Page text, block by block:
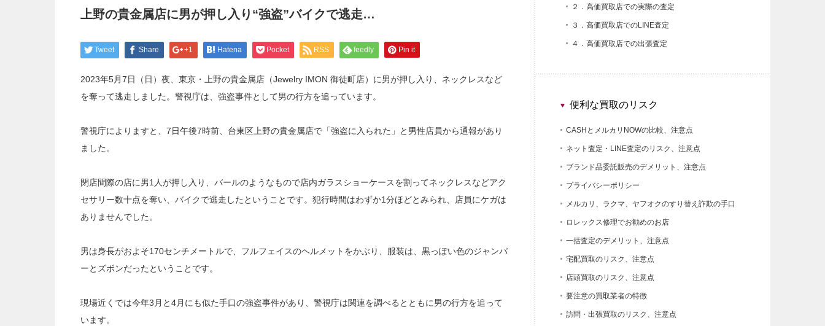
上野の貴金属店に男が押し入り“強盗”バイクで逃走…
Tweet Share +1 Hatena Pocket RSS feedly Pin it
2023年5月7日（日）夜、東京・上野の貴金属店（Jewelry IMON 御徒町店）に男が押し入り、ネックレスなど
を奪って逃走しました。警視庁は、強盗事件として男の行方を追っています。
警視庁によりますと、7日午後7時前、台東区上野の貴金属店で「強盗に入られた」と男性店員から通報があり
ました。
閉店間際の店に男1人が押し入り、バールのようなもので店内ガラスショーケースを割ってネックレスなどアク
セサリー数十点を奪い、バイクで逃走したということです。犯行時間はわずか1分ほどとみられ、店員にケガは
ありませんでした。
男は身長がおよそ170センチメートルで、フルフェイスのヘルメットをかぶり、服装は、黒っぽい色のジャンパ
ーとズボンだったということです。
現場近くでは今年3月と4月にも似た手口の強盗事件があり、警視庁は関連を調べるとともに男の行方を追って
います。
２．高価買取店での実際の査定
３．高価買取店でのLINE査定
４．高価買取店での出張査定
便利な買取のリスク
CASHとメルカリNOWの比較、注意点
ネット査定・LINE査定のリスク、注意点
ブランド品委託販売のデメリット、注意点
プライバシーポリシー
メルカリ、ラクマ、ヤフオクのすり替え詐欺の手口
ロレックス修理でお勧めのお店
一括査定のデメリット、注意点
宅配買取のリスク、注意点
店頭買取のリスク、注意点
要注意の買取業者の特徴
訪問・出張買取のリスク、注意点